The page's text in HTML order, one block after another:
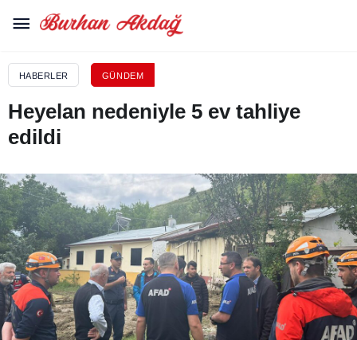
HABERLER GÜNDEM
Heyelan nedeniyle 5 ev tahliye
edildi